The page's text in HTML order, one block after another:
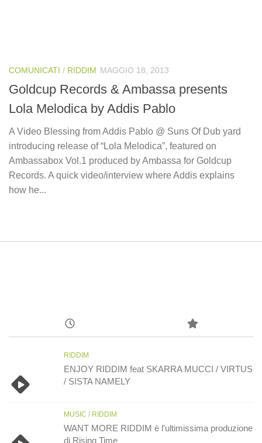
COMUNICATI / RIDDIM MAGGIO 18, 2013
Goldcup Records & Ambassa presents
Lola Melodica by Addis Pablo
A Video Blessing from Addis Pablo @ Suns Of Dub yard
introducing release of “Lola Melodica”, featured on
Ambassabox Vol.1 produced by Ambassa for Goldcup
Records. A quick video/interview where Addis explains
how he...
RIDDIM
ENJOY RIDDIM feat SKARRA MUCCI / VIRTUS
/ SISTA NAMELY
MUSIC / RIDDIM
WANT MORE RIDDIM è l’ultimissima produzione
di Rising Time